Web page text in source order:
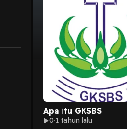
Apa itu GKSBS
0 1 tahun lalu